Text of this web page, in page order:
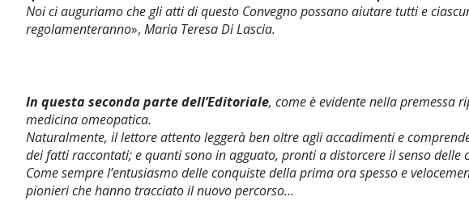
Noi ci auguriamo che gli atti di questo Convegno possano aiutare tutti e
regolamenteranno», Maria Teresa Di Lascia.
In questa seconda parte dell’Editoriale, come è evidente nella premessa
medicina omeopatica.
Naturalmente, il lettore attento leggerà ben oltre agli accadimenti e
dei fatti raccontati; e quanti sono in agguato, pronti a distorcere il senso delle
Come sempre l’entusiasmo delle conquiste della prima ora spesso e
pionieri che hanno tracciato il nuovo percorso…